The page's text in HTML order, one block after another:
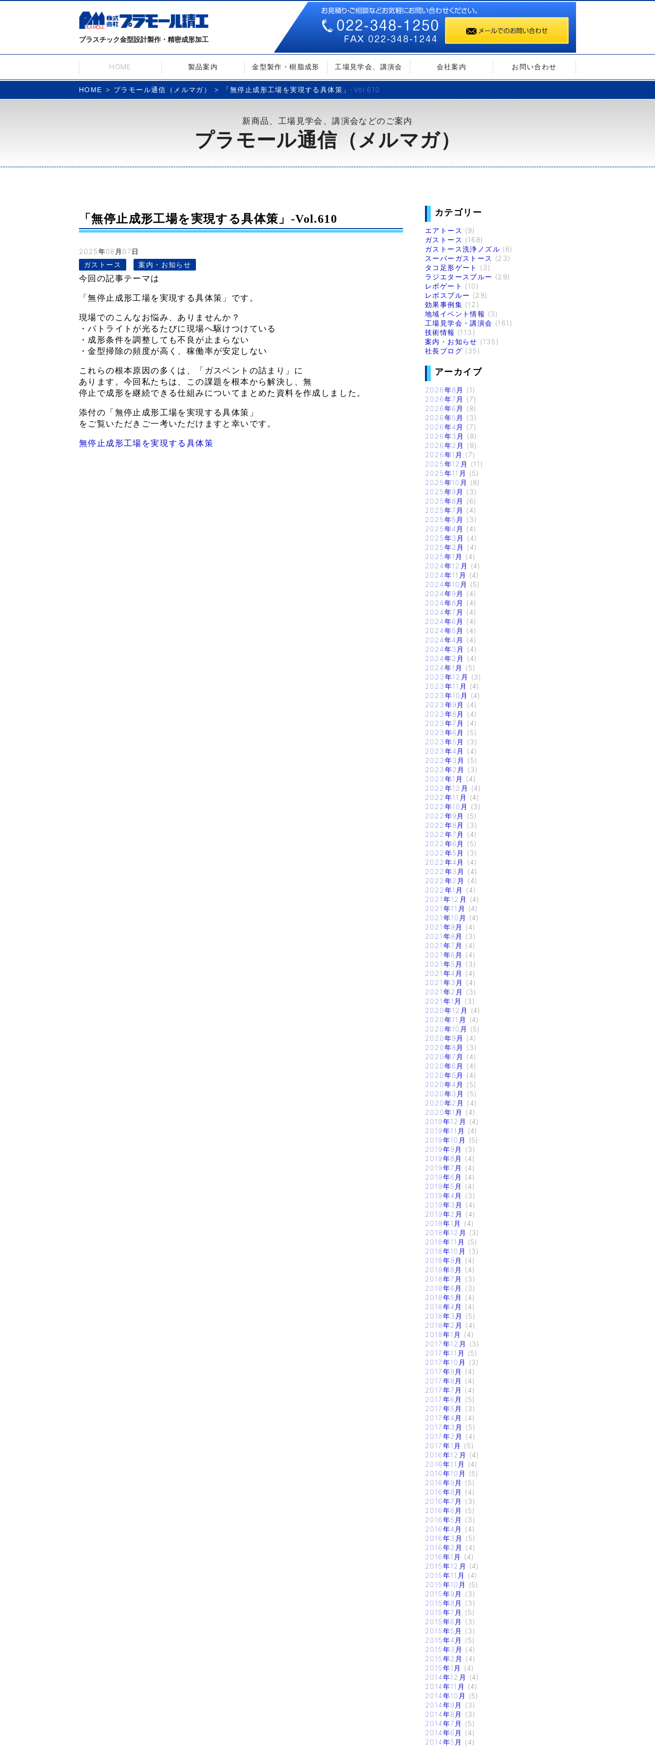
プラスチック金型設計製作・精密成形加工
HOME 製品案内 金型製作・樹脂成形 工場見学会、講演会 会社案内 お問い合わせ
HOME プラモール通信（メルマガ） 「無停止成形工場を実現する具体策」-Vol.610
新商品、工場見学会、講演会などのご案内
プラモール通信（メルマガ）
「無停止成形工場を実現する具体策」-Vol.610
2025年08月07日
ガストース
案内・お知らせ
今回の記事テーマは
「無停止成形工場を実現する具体策」です。
現場でのこんなお悩み、ありませんか？
・パトライトが光るたびに現場へ駆けつけている
・成形条件を調整しても不良が止まらない
・金型掃除の頻度が高く、稼働率が安定しない
これらの根本原因の多くは、「ガスベントの詰まり」に
あります。今回私たちは、この課題を根本から解決し、無
停止で成形を継続できる仕組みについてまとめた資料を作成しました。
添付の「無停止成形工場を実現する具体策」
をご覧いただきご一考いただけますと幸いです。
無停止成形工場を実現する具体策
カテゴリー
エアトース (9)
ガストース (168)
ガストース洗浄ノズル (6)
スーパーガストース (23)
タコ足形ゲート
(3)
ラジエタースプルー (29)
レボゲート (10)
レボスプルー (29)
効果事例集 (12)
地域イベント情報 (3)
工場見学会・講演会 (161)
技術情報 (113)
案内・お知らせ (135)
社長ブログ (35)
アーカイブ
2026年8月
(1)
2026年7月
(7)
2026年6月
(8)
2026年5月
(3)
2026年4月
(7)
2026年3月
(8)
2026年2月
(8)
2026年1月
(7)
2025年12月
(11)
2025年11月
(5)
2025年10月
(8)
2025年9月
(3)
2025年8月
(6)
2025年7月
(4)
2025年5月
(3)
2025年4月
(4)
2025年3月
(4)
2025年2月
(4)
2025年1月
(4)
2024年12月
(4)
2024年11月
(4)
2024年10月
(5)
2024年9月
(4)
2024年8月
(4)
2024年7月
(4)
2024年6月
(4)
2024年5月
(4)
2024年4月
(4)
2024年3月
(4)
2024年2月
(4)
2024年1月
(5)
2023年12月
(3)
2023年11月
(4)
2023年10月
(4)
2023年9月
(4)
2023年8月
(4)
2023年7月
(4)
2023年6月
(5)
2023年5月
(3)
2023年4月
(4)
2023年3月
(5)
2023年2月
(3)
2023年1月
(4)
2022年12月
(4)
2022年11月
(4)
2022年10月
(3)
2022年9月
(5)
2022年8月
(3)
2022年7月
(4)
2022年6月
(5)
2022年5月
(3)
2022年4月
(4)
2022年3月
(4)
2022年2月
(4)
2022年1月
(4)
2021年12月
(4)
2021年11月
(4)
2021年10月
(4)
2021年9月
(4)
2021年8月
(3)
2021年7月
(4)
2021年6月
(4)
2021年5月
(3)
2021年4月
(4)
2021年3月
(4)
2021年2月
(3)
2021年1月
(3)
2020年12月
(4)
2020年11月
(4)
2020年10月
(5)
2020年9月
(4)
2020年8月
(3)
2020年7月
(4)
2020年6月
(4)
2020年5月
(4)
2020年4月
(5)
2020年3月
(5)
2020年2月
(4)
2020年1月
(4)
2019年12月
(4)
2019年11月
(4)
2019年10月
(5)
2019年9月
(3)
2019年8月
(4)
2019年7月
(4)
2019年6月
(4)
2019年5月
(4)
2019年4月
(3)
2019年3月
(4)
2019年2月
(4)
2019年1月
(4)
2018年12月
(3)
2018年11月
(5)
2018年10月
(3)
2018年9月
(4)
2018年8月
(4)
2018年7月
(3)
2018年6月
(3)
2018年5月
(4)
2018年4月
(4)
2018年3月
(5)
2018年2月
(4)
2018年1月
(4)
2017年12月
(3)
2017年11月
(5)
2017年10月
(3)
2017年9月
(4)
2017年8月
(4)
2017年7月
(4)
2017年6月
(5)
2017年5月
(3)
2017年4月
(4)
2017年3月
(5)
2017年2月
(4)
2017年1月
(5)
2016年12月
(4)
2016年11月
(4)
2016年10月
(5)
2016年9月
(5)
2016年8月
(4)
2016年7月
(3)
2016年6月
(5)
2016年5月
(3)
2016年4月
(4)
2016年3月
(5)
2016年2月
(4)
2016年1月
(4)
2015年12月
(4)
2015年11月
(4)
2015年10月
(5)
2015年9月
(3)
2015年8月
(3)
2015年7月
(5)
2015年6月
(3)
2015年5月
(3)
2015年4月
(5)
2015年3月
(4)
2015年2月
(4)
2015年1月
(4)
2014年12月
(4)
2014年11月
(4)
2014年10月
(5)
2014年9月
(3)
2014年8月
(3)
2014年7月
(5)
2014年6月
(4)
2014年5月
(4)